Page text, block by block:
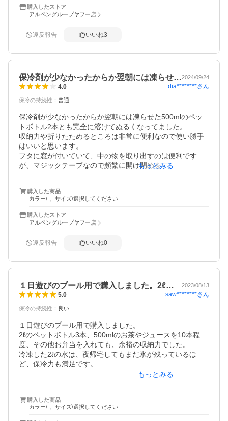
購入したストア
アルペングループヤフー店
違反報告 いいね3
保冷剤が少なかったからか翌朝には凍らせ…2024/09/24
4.0 dia********さん
保冷の持続性 ： 普通
保冷剤が少なかったからか翌朝には凍らせた500mlのペッ
トボトル2本とも完全に溶けてぬるくなってました。
収納力や折りたためるところは非常に便利なので使い勝手
はいいと思います。
フタに窓が付いていて、中の物を取り出すのは便利です
が、マジックテープなので頻繁に開け閉めをすると早々に
いました。
もっとみる
購入した商品
カラー/-、サイズ/選択してください
購入したストア
アルペングループヤフー店
違反報告 いいね0
１日遊びのプール用で購入しました。2ℓ… 2023/08/13
5.0 saw********さん
保冷の持続性 ： 良い
１日遊びのプール用で購入しました。
2ℓのペットボトル3本、500mlのお茶やジュースを10本程
度、その他お弁当を入れても、余裕の収納力でした。
冷凍した2ℓの水は、夜帰宅してもまだ氷が残っているほ
ど、保冷力も満足です。
非常に良い品で満足です。
もっとみる
購入した商品
カラー/-、サイズ/選択してください